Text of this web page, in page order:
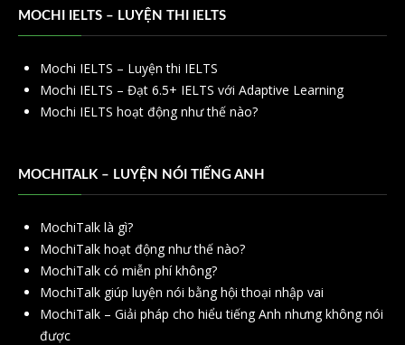
MOCHI IELTS – LUYỆN THI IELTS
Mochi IELTS – Luyện thi IELTS
Mochi IELTS – Đạt 6.5+ IELTS với Adaptive Learning
Mochi IELTS hoạt động như thế nào?
MOCHITALK – LUYỆN NÓI TIẾNG ANH
MochiTalk là gì?
MochiTalk hoạt động như thế nào?
MochiTalk có miễn phí không?
MochiTalk giúp luyện nói bằng hội thoại nhập vai
MochiTalk – Giải pháp cho hiểu tiếng Anh nhưng không nói
được